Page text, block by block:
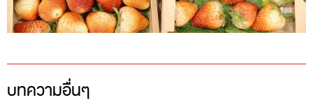
บทความอื่นๆ